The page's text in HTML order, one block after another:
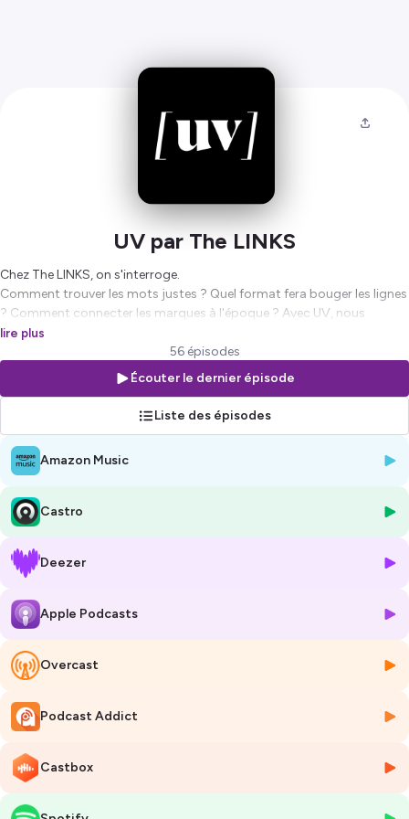
UV par The LINKS
Chez The LINKS, on s'interroge.
Comment trouver les mots justes ? Quel format fera bouger les lignes
? Comment connecter les marques à l'époque ? Avec UV, nous
partageons toutes nos questions et nos réponses au service des
ausha.co/politique-de-confidentialite
pour plus d'informations.
lire plus
56 épisodes
Écouter le dernier épisode
Liste des épisodes
Amazon Music
Castro
Deezer
Apple Podcasts
Overcast
Podcast Addict
Castbox